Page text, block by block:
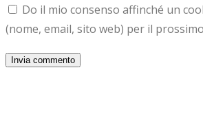
Do il mio consenso affinché un
(nome, email, sito web) per il